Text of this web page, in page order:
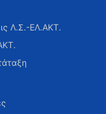
Λ.Σ.-ΕΛ.ΑΚΤ.